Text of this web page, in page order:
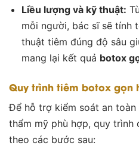
Liều lượng và kỹ thuật:
mỗi người, bác sĩ sẽ tính
thuật tiêm đúng độ sâu
mang lại kết quả botox
Quy trình tiêm botox gọn
Để hỗ trợ kiểm soát an
thẩm mỹ phù hợp, quy trình
theo các bước sau: